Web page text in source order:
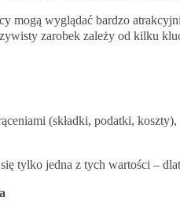
mogą wyglądać bardzo
zarobek zależy od kilku
(składki, podatki, koszty),
tylko jedna z tych wartości –